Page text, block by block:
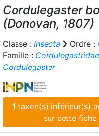
Cordulegaster
(Donovan, 1807)
Classe : Insecta Ordre :
Famille : Cordulegastridae
Cordulegaster
1 taxon(s) inférieur(s)
sur cette fiche